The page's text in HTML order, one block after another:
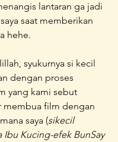
lantaran ga jadi
saat memberikan
hehe.
dengan proses
yang kami sebut
membua film dengan
saya (sikecil
Ibu Kucing-efek BunSay